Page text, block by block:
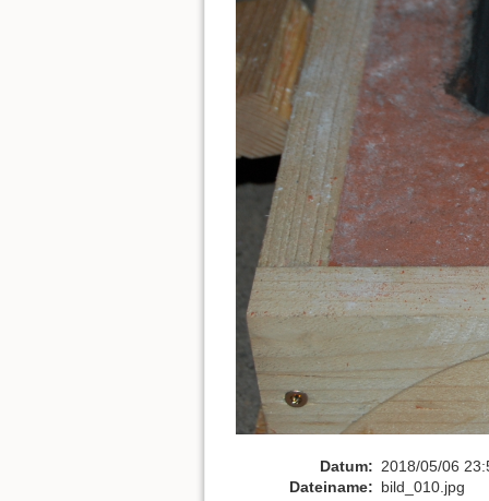
Datum: 2018/05/06
Dateiname: bild_010.jpg